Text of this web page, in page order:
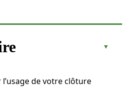
de votre clôture